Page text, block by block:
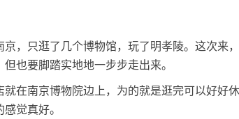
京，只逛了几个博物馆，玩了明孝陵。这次来
但也要脚踏实地地一步步走出来。
就在南京博物院边上，为的就是逛完可以好好
觉真好。